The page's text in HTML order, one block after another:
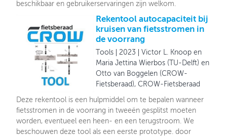
beschikbaar en gebruikerservaringen zijn welkom.
Rekentool autocapaciteit bij
kruisen van fietsstromen in
de voorrang
Tools 2023
Victor L. Knoop en
Maria Jettina Wierbos (TU-Delft) en
Otto van Boggelen (CROW-
Fietsberaad), CROW-Fietsberaad
Deze rekentool is een hulpmiddel om te bepalen wanneer
fietsstromen in de voorrang in tweeën gesplitst moeten
worden, eventueel een heen- en een terugstroom. ​We
beschouwen deze tool als een eerste prototype. door